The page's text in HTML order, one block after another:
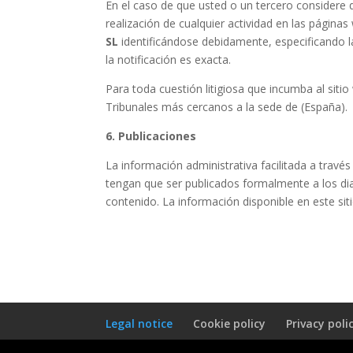
En el caso de que usted o un tercero
realización de cualquier actividad en las
SL identificándose debidamente, especificando
la notificación es exacta.
Para toda cuestión litigiosa que incumba al sitio
Tribunales más cercanos a la sede de (España).
6. Publicaciones
La información administrativa facilitada a
tengan que ser publicados formalmente a los
contenido. La información disponible en este
Legal notice Cookie policy Privacy